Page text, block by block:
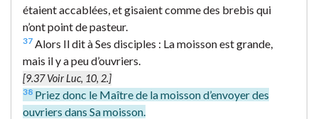
étaient accablées, et gisaient comme des brebis qui
n’ont point de pasteur.
37 Alors Il dit à Ses disciples : La moisson est grande,
mais il y a peu d’ouvriers.
[9.37 Voir Luc, 10, 2.]
38 Priez donc le Maître de la moisson d’envoyer des
ouvriers dans Sa moisson.